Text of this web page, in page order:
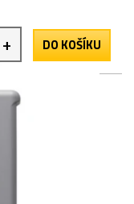
+ DO KOŠÍKU